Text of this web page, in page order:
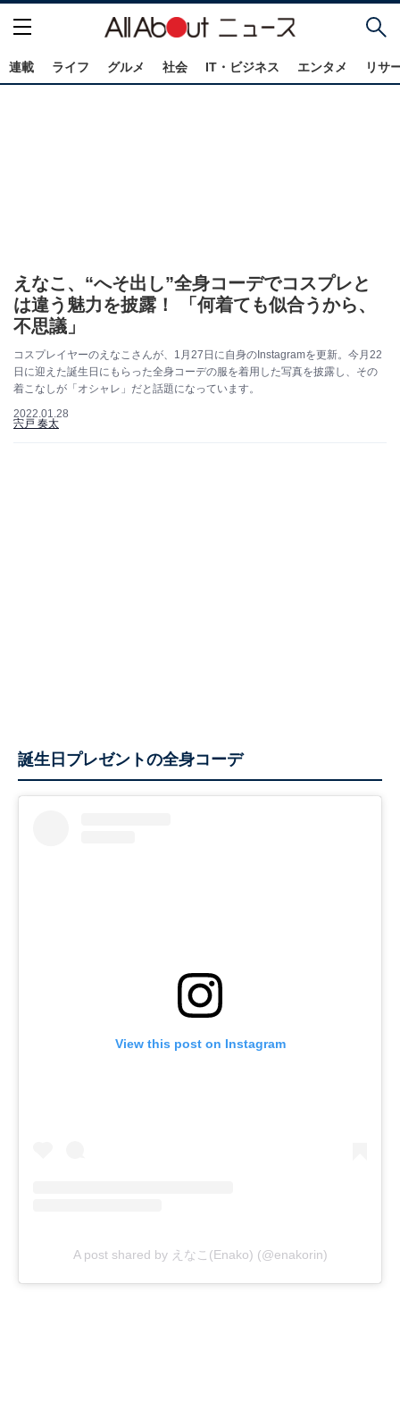
連載 ライフ グルメ 社会 IT・ビジネス エンタメ リサ
えなこ、“へそ出し”全身コーデでコスプレと
は違う魅力を披露！ 「何着ても似合うから、
不思議」
コスプレイヤーのえなこさんが、1月27日に自身のInstagramを更新。今月22
日に迎えた誕生日にもらった全身コーデの服を着用した写真を披露し、その
着こなしが「オシャレ」だと話題になっています。
2022.01.28
宍戸 奏太
誕生日プレゼントの全身コーデ
View this post on Instagram
A post shared by えなこ(Enako) (@enakorin)